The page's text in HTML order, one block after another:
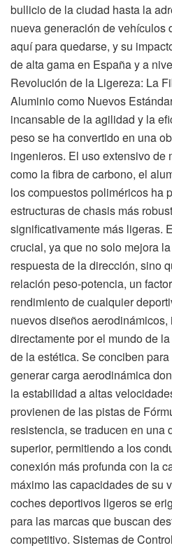
bullicio de la ciudad hasta la
nueva generación de vehículos
aquí para quedarse, y su
de alta gama en España y a
Revolución de la Ligereza: La
Aluminio como Nuevos
incansable de la agilidad y la
peso se ha convertido en una
ingenieros. El uso extensivo de
como la fibra de carbono, el
los compuestos poliméricos ha
estructuras de chasis más
significativamente más ligeras.
crucial, ya que no solo mejora
respuesta de la dirección, sino
relación peso-potencia, un
rendimiento de cualquier
nuevos diseños
directamente por el mundo de
de la estética. Se conciben
generar carga aerodinámica
la estabilidad a altas
provienen de las pistas de
resistencia, se traducen en una
superior, permitiendo a los
conexión más profunda con la
máximo las capacidades de su
coches deportivos ligeros se
para las marcas que buscan
competitivo. Sistemas de